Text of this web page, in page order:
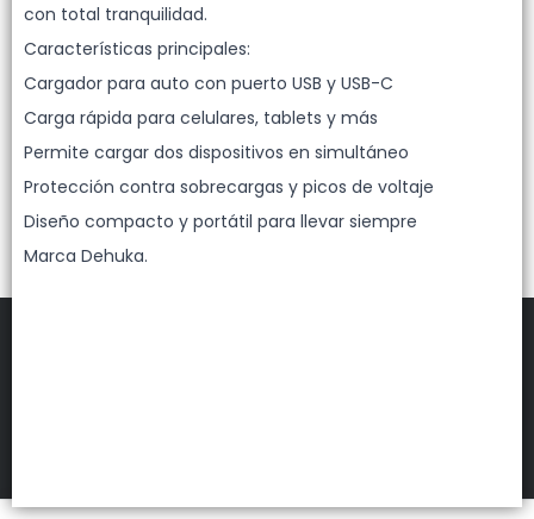
con total tranquilidad.
Características principales:
Cargador para auto con puerto USB y USB-C
Carga rápida para celulares, tablets y más
Permite cargar dos dispositivos en simultáneo
Protección contra sobrecargas y picos de voltaje
Diseño compacto y portátil para llevar siempre
Marca Dehuka.